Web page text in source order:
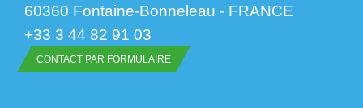
60360 Fontaine-Bonneleau - FRANCE
+33 3 44 82 91 03
CONTACT PAR FORMULAIRE